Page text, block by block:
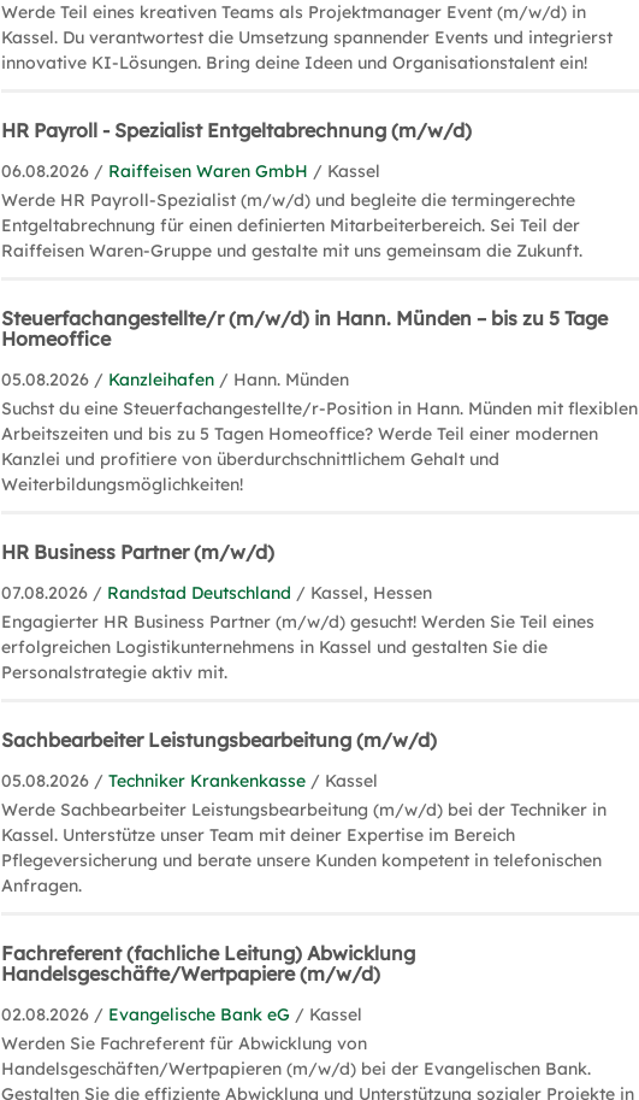
Werde Teil eines kreativen Teams als Projektmanager Event (m/w/d) in
Kassel. Du verantwortest die Umsetzung spannender Events und integrierst
innovative KI-Lösungen. Bring deine Ideen und Organisationstalent ein!
HR Payroll - Spezialist Entgeltabrechnung (m/w/d)
06.08.2026 / Raiffeisen Waren GmbH / Kassel
Werde HR Payroll-Spezialist (m/w/d) und begleite die termingerechte
Entgeltabrechnung für einen definierten Mitarbeiterbereich. Sei Teil der
Raiffeisen Waren-Gruppe und gestalte mit uns gemeinsam die Zukunft.
Steuerfachangestellte/r (m/w/d) in Hann. Münden – bis zu 5 Tage
Homeoffice
05.08.2026 / Kanzleihafen / Hann. Münden
Suchst du eine Steuerfachangestellte/r-Position in Hann. Münden mit flexiblen
Arbeitszeiten und bis zu 5 Tagen Homeoffice? Werde Teil einer modernen
Kanzlei und profitiere von überdurchschnittlichem Gehalt und
Weiterbildungsmöglichkeiten!
HR Business Partner (m/w/d)
07.08.2026 / Randstad Deutschland / Kassel, Hessen
Engagierter HR Business Partner (m/w/d) gesucht! Werden Sie Teil eines
erfolgreichen Logistikunternehmens in Kassel und gestalten Sie die
Personalstrategie aktiv mit.
Sachbearbeiter Leistungsbearbeitung (m/w/d)
05.08.2026 /Techniker Krankenkasse / Kassel
Werde Sachbearbeiter Leistungsbearbeitung (m/w/d) bei der Techniker in
Kassel. Unterstütze unser Team mit deiner Expertise im Bereich
Pflegeversicherung und berate unsere Kunden kompetent in telefonischen
Anfragen.
Fachreferent (fachliche Leitung) Abwicklung
Handelsgeschäfte/Wertpapiere (m/w/d)
02.08.2026 / Evangelische Bank eG / Kassel
Werden Sie Fachreferent für Abwicklung von
Handelsgeschäften/Wertpapieren (m/w/d) bei der Evangelischen Bank.
Gestalten Sie die effiziente Abwicklung und Unterstützung sozialer Projekte in